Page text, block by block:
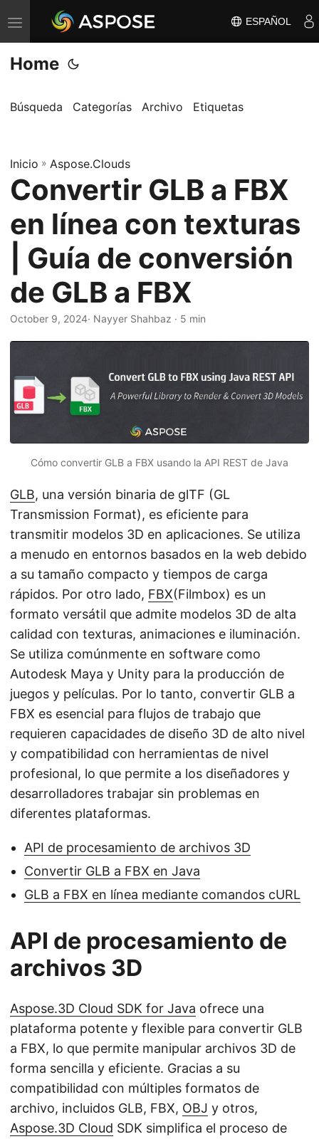
A
l
t
r
r
n
a
v
e
a
c
i
ó
ESPAÑOL
Home
Búsqueda Categorías Archivo Etiquetas
Inicio » Aspose.Clouds
Convertir GLB a FBX
en línea con texturas
| Guía de conversión
de GLB a FBX
October 9, 2024· Nayyer Shahbaz · 5 min
Cómo convertir GLB a FBX usando la API REST de Java
GLB, una versión binaria de glTF (GL
Transmission Format), es eficiente para
transmitir modelos 3D en aplicaciones. Se utiliza
a menudo en entornos basados en la web debido
a su tamaño compacto y tiempos de carga
rápidos. Por otro lado, FBX(Filmbox) es un
formato versátil que admite modelos 3D de alta
calidad con texturas, animaciones e iluminación.
Se utiliza comúnmente en software como
Autodesk Maya y Unity para la producción de
juegos y películas. Por lo tanto, convertir GLB a
FBX es esencial para flujos de trabajo que
requieren capacidades de diseño 3D de alto nivel
y compatibilidad con herramientas de nivel
profesional, lo que permite a los diseñadores y
desarrolladores trabajar sin problemas en
diferentes plataformas.
API de procesamiento de archivos 3D
Convertir GLB a FBX en Java
GLB a FBX en línea mediante comandos cURL
API de procesamiento de
archivos 3D
Aspose.3D Cloud SDK for Java ofrece una
plataforma potente y flexible para convertir GLB
a FBX, lo que permite manipular archivos 3D de
forma sencilla y eficiente. Gracias a su
compatibilidad con múltiples formatos de
archivo, incluidos GLB, FBX, OBJ y otros,
Aspose.3D Cloud SDK simplifica el proceso de